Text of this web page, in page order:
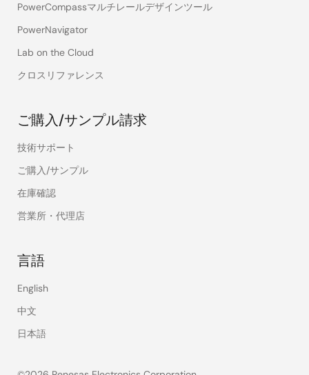
PowerCompassマルチレールデザインツール
PowerNavigator
Lab on the Cloud
クロスリファレンス
ご購入/サンプル請求
技術サポート
ご購入/サンプル
在庫確認
営業所・代理店
言語
English
中文
日本語